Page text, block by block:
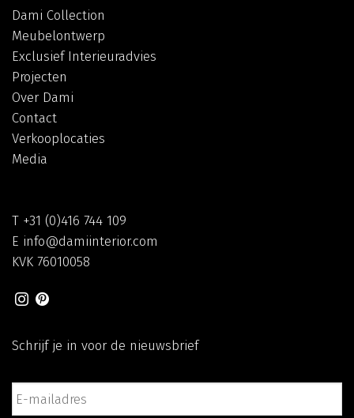
Dami Collection
Meubelontwerp
Exclusief Interieuradvies
Projecten
Over Dami
Contact
Verkooplocaties
Media
T +31 (0)416 744 109
E info@damiinterior.com
KVK 76010058
Schrijf je in voor de nieuwsbrief
E-
mailadres *